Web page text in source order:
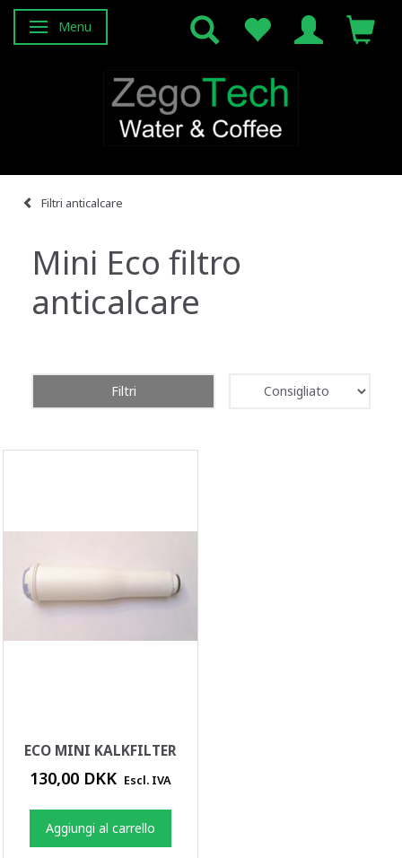
Attiva/disattiva navigazione
Menu
Filtri anticalcare
Mini Eco filtro
anticalcare
Filtri
ECO MINI KALKFILTER
130,00 DKK Escl. IVA
Aggiungi al carrello